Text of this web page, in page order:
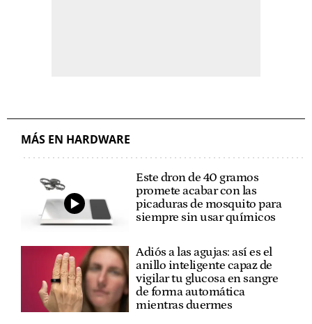
MÁS EN HARDWARE
Este dron de 40 gramos
promete acabar con las
picaduras de mosquito para
siempre sin usar químicos
Adiós a las agujas: así es el
anillo inteligente capaz de
vigilar tu glucosa en sangre
de forma automática
mientras duermes